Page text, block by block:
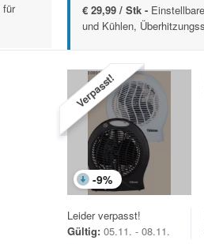
für
€ 29,99 / Stk -
und Kühlen,
Verpasst!
-9%
Leider verpasst!
Gültig: 05.11. - 08.11.